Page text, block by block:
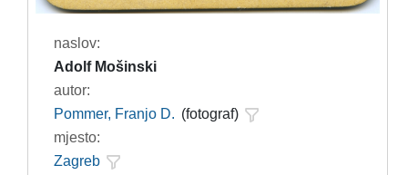
naslov:
Adolf Mošinski
autor:
Pommer, Franjo D. (fotograf)
mjesto:
Zagreb